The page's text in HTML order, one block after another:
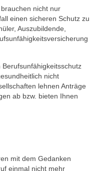
nicht nur
einen sicheren Schutz zu
Auszubildende,
Berufsunfähigkeitsschutz
nicht
lehnen Anträge
ab bzw. bieten Ihnen
mit dem Gedanken
einmal nicht mehr